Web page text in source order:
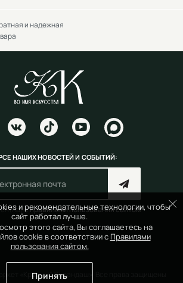
и рекомендательные технологии, чтобы
сайт работал лучше.
этого сайта, Вы соглашаетесь на
cookie в соответствии с Правилами
пользования сайтом.
Принять
и надежная
НАШИХ НОВОСТЕЙ И СОБЫТИЙ:
справилами пользования сайтом
«Красный Карандаш». Все права защищены